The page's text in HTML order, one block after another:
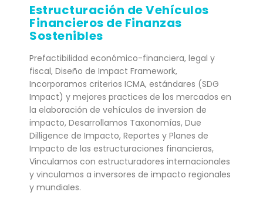
Estructuración de Vehículos
Financieros de Finanzas
Sostenibles
Prefactibilidad económico-financiera, legal y
fiscal, Diseño de Impact Framework,
Incorporamos criterios ICMA, estándares (SDG
Impact) y mejores practices de los mercados en
la elaboración de vehículos de inversion de
impacto, Desarrollamos Taxonomías, Due
Dilligence de Impacto, Reportes y Planes de
Impacto de las estructuraciones financieras,
Vinculamos con estructuradores internacionales
y vinculamos a inversores de impacto regionales
y mundiales.